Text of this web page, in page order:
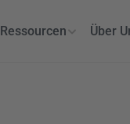
Ressourcen Über